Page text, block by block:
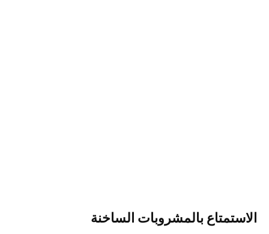
الاستمتاع بالمشروبات الساخنة